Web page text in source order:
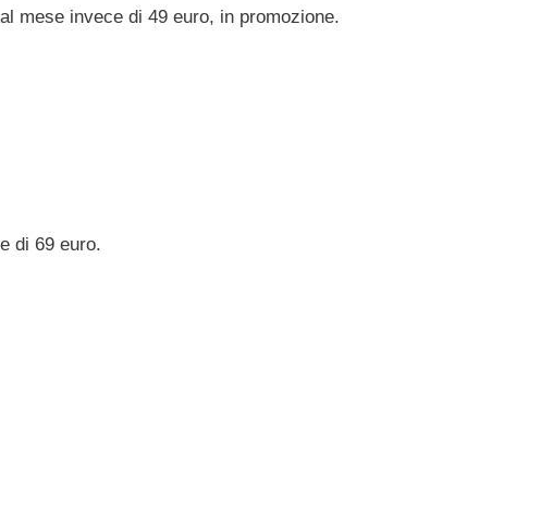
mese invece di 49 euro, in promozione.
di 69 euro.